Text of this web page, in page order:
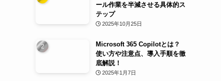
ール作業を半減させる具体的ス
テップ
2025年10月25日
Microsoft 365 Copilotとは？
使い方や注意点、導入手順を徹
底解説！
2025年1月7日